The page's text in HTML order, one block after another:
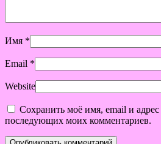
Имя *
Email *
Website
Сохранить моё имя, email и адрес
последующих моих комментариев.